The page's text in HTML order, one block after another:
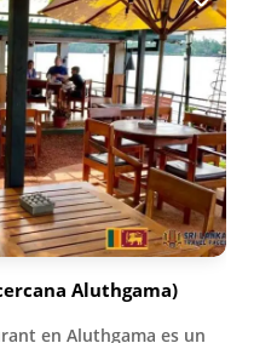
Aluthgama)
en Aluthgama es un